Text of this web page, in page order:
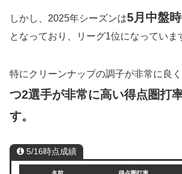
しかし、2025年シーズンは5月中盤時
となっており、リーグ1位になっていま
特にクリーンナップの調子が非常に良く
つ2選手が非常に高い得点圏打
す。
5/16時点成績